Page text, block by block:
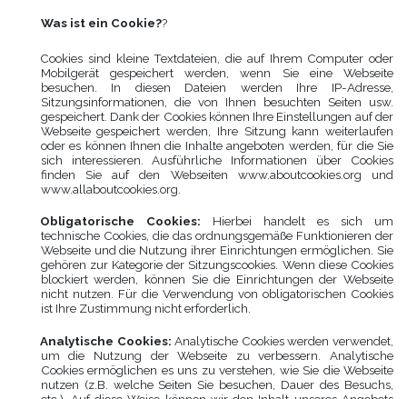
Was ist ein Cookie??
Cookies sind kleine Textdateien, die auf Ihrem Computer oder
Mobilgerät gespeichert werden, wenn Sie eine Webseite
besuchen. In diesen Dateien werden Ihre IP-Adresse,
Sitzungsinformationen, die von Ihnen besuchten Seiten usw.
gespeichert. Dank der Cookies können Ihre Einstellungen auf der
Webseite gespeichert werden, Ihre Sitzung kann weiterlaufen
oder es können Ihnen die Inhalte angeboten werden, für die Sie
sich interessieren. Ausführliche Informationen über Cookies
finden Sie auf den Webseiten www.aboutcookies.org und
www.allaboutcookies.org.
Obligatorische Cookies: Hierbei handelt es sich um
technische Cookies, die das ordnungsgemäße Funktionieren der
Webseite und die Nutzung ihrer Einrichtungen ermöglichen. Sie
gehören zur Kategorie der Sitzungscookies. Wenn diese Cookies
blockiert werden, können Sie die Einrichtungen der Webseite
nicht nutzen. Für die Verwendung von obligatorischen Cookies
ist Ihre Zustimmung nicht erforderlich.
Analytische Cookies:Analytische Cookies werden verwendet,
um die Nutzung der Webseite zu verbessern. Analytische
Cookies ermöglichen es uns zu verstehen, wie Sie die Webseite
nutzen (z.B. welche Seiten Sie besuchen, Dauer des Besuchs,